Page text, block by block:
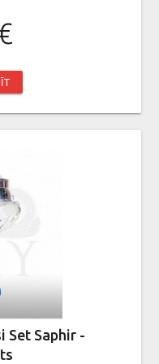
Set Saphir -